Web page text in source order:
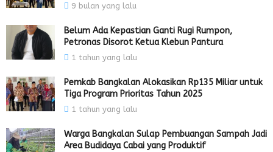
9 bulan yang lalu
Belum Ada Kepastian Ganti Rugi Rumpon,
Petronas Disorot Ketua Klebun Pantura
1 tahun yang lalu
Pemkab Bangkalan Alokasikan Rp135 Miliar untuk
Tiga Program Prioritas Tahun 2025
1 tahun yang lalu
Warga Bangkalan Sulap Pembuangan Sampah Jadi
Area Budidaya Cabai yang Produktif